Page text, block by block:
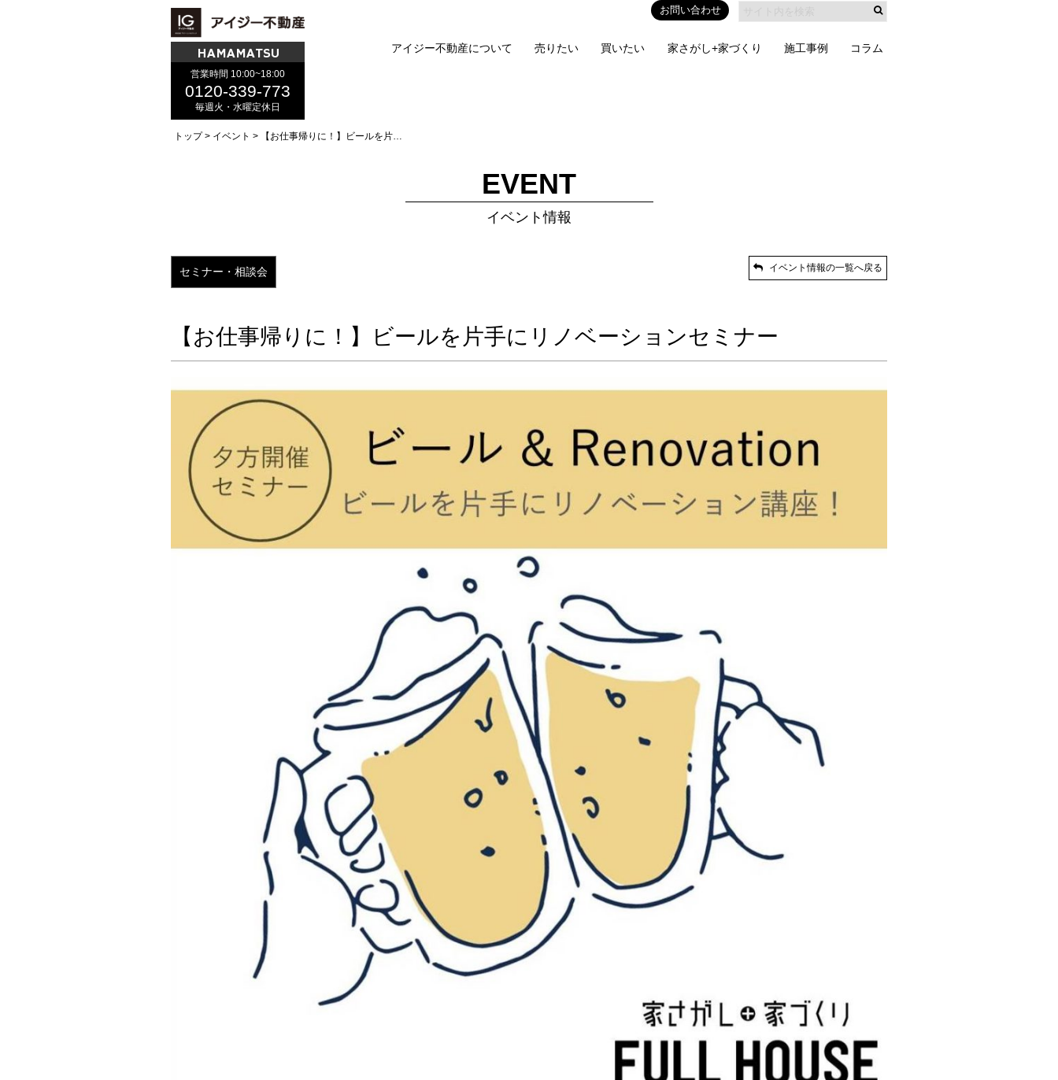
HAMAMATSU
営業時間 10:00~18:00
0120-339-773
毎週火・水曜定休日
お問い合わせ
アイジー不動産について 売りたい 買いたい 家さがし+家づくり 施工事例 コラム
トップ イベント 【お仕事帰りに！】ビールを片…
EVENT
イベント情報
イベント情報の一覧へ戻る
セミナー・相談会
【お仕事帰りに！】ビールを片手にリノベーションセミナー